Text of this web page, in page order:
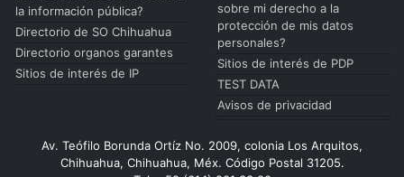
la información pública?
Directorio de SO Chihuahua
Directorio organos garantes
Sitios de interés de IP
sobre mi derecho a la
protección de mis datos
personales?
Sitios de interés de PDP
TEST DATA
Avisos de privacidad
Av. Teófilo Borunda Ortíz No. 2009, colonia Los Arquitos,
Chihuahua, Chihuahua, Méx. Código Postal 31205.